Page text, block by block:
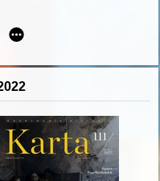
Polski wobec państwa